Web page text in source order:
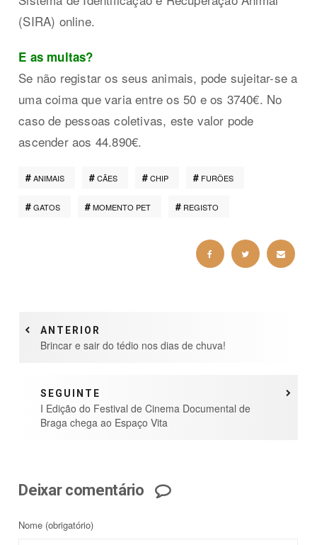
(SIRA) online.
E as multas?
Se não registar os seus animais, pode sujeitar-se a
uma coima que varia entre os 50 e os 3740€. No
caso de pessoas coletivas, este valor pode
ascender aos 44.890€.
ANIMAIS CÃES CHIP FURÕES
GATOS MOMENTO PET REGISTO
ANTERIOR
Brincar e sair do tédio nos dias de chuva!
SEGUINTE
I Edição do Festival de Cinema Documental de
Braga chega ao Espaço Vita
Deixar comentário
Nome (obrigatório)